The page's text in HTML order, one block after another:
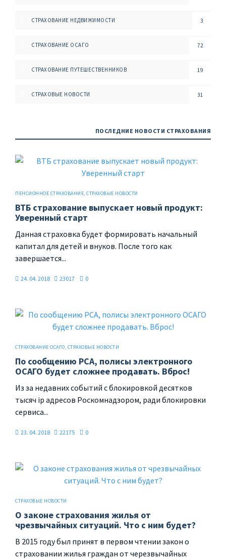
СТРАХОВАНИЕ НЕДВИЖИМОСТИ 3
СТРАХОВАНИЕ ОСАГО 72
СТРАХОВАНИЕ ПУТЕШЕСТВЕННИКОВ 19
СТРАХОВЫЕ НОВОСТИ 31
ПОСЛЕДНИЕ НОВОСТИ СТРАХОВАНИЯ
ПЕНСИОННОЕ СТРАХОВАНИЕ, СТРАХОВЫЕ НОВОСТИ
ВТБ страхование выпускает новый продукт:
Уверенный старт
Данная страховка будет формировать начальный
капитал для детей и внуков. После того как
завершается...
24. 04. 2018 23017 0
СТРАХОВАНИЕ ОСАГО, СТРАХОВЫЕ НОВОСТИ
По сообщению РСА, полисы электронного
ОСАГО будет сложнее продавать. Вброс!
Из за недавних событий с блокировкой десятков
тысяч ip адресов Роскомнадзором, ради блокировки
сервиса...
23. 04. 2018 22175 0
СТРАХОВЫЕ НОВОСТИ
О законе страхования жилья от
чрезвычайных ситуаций. Что с ним будет?
В 2015 году был принят в первом чтении закон о
страховании жилья граждан от черезвычайных